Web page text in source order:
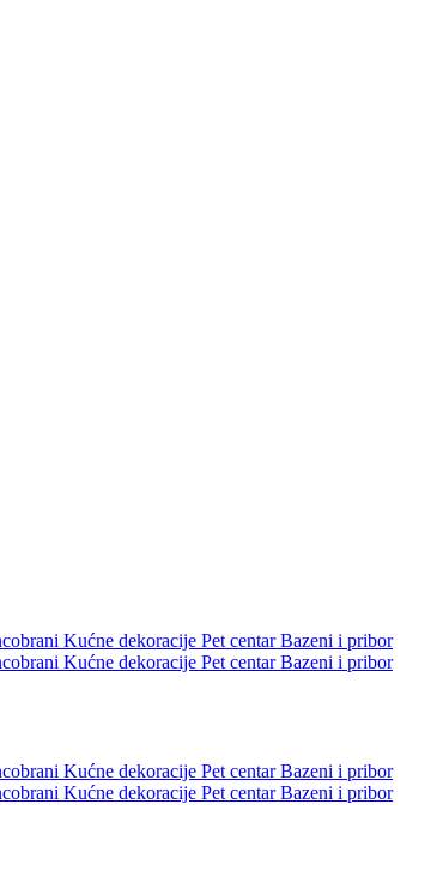
Kućne dekoracije Pet centarBazeni i pribor
Kućne dekoracije Pet centarBazeni i pribor
Kućne dekoracije Pet centarBazeni i pribor
Kućne dekoracije Pet centarBazeni i pribor